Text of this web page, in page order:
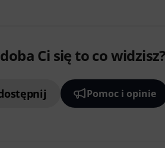
Ci się to co widzisz?
Pomoc i opinie